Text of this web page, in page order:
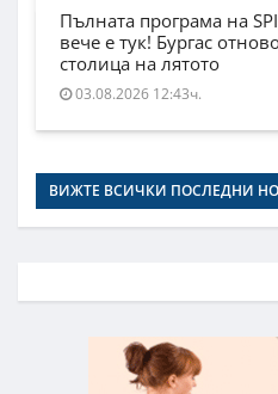
Пълната програма на
вече е тук! Бургас
столица на лятото
03.08.2026 12:43ч.
ВИЖТЕ ВСИЧКИ ПОСЛЕДНИ